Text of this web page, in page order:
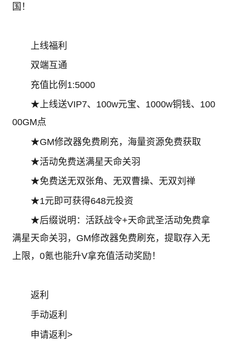
国！
上线福利
双端互通
充值比例1:5000
★上线送VIP7、100w元宝、1000w铜钱、100
00GM点
★GM修改器免费刷充，海量资源免费获取
★活动免费送满星天命关羽
★免费送无双张角、无双曹操、无双刘禅
★1元即可获得648元投资
★后缀说明：活跃战令+天命武圣活动免费拿
满星天命关羽，GM修改器免费刷充，提取存入无
上限，0氪也能升V拿充值活动奖励！
返利
手动返利
申请返利>